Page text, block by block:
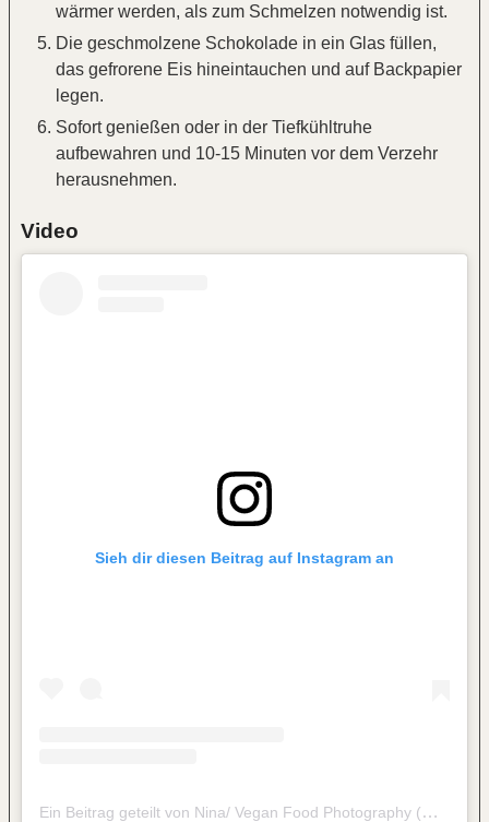
wärmer werden, als zum Schmelzen notwendig ist.
Die geschmolzene Schokolade in ein Glas füllen,
das gefrorene Eis hineintauchen und auf Backpapier
legen.
Sofort genießen oder in der Tiefkühltruhe
aufbewahren und 10-15 Minuten vor dem Verzehr
herausnehmen.
Video
Sieh dir diesen Beitrag auf Instagram an
Ein Beitrag geteilt von Nina/ Vegan Food Photography (@flymetotheveganbuffet)